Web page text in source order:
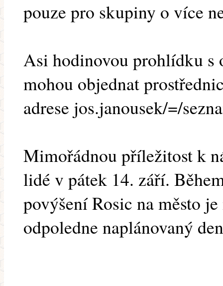
pouze pro skupiny o více
Asi hodinovou prohlídku s
mohou objednat
adrese jos.janousek/=/
Mimořádnou příležitost k
lidé v pátek 14. září.
povýšení Rosic na město
odpoledne naplánovaný